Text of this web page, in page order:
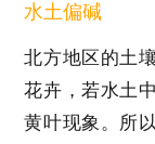
水土偏碱
北方地区的土
花卉，若水土
黄叶现象。所